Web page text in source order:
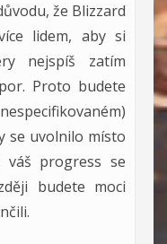
že Blizzard
lidem, aby si
nejspíš zatím
Proto budete
se uvolnilo místo
váš progress se
budete moci